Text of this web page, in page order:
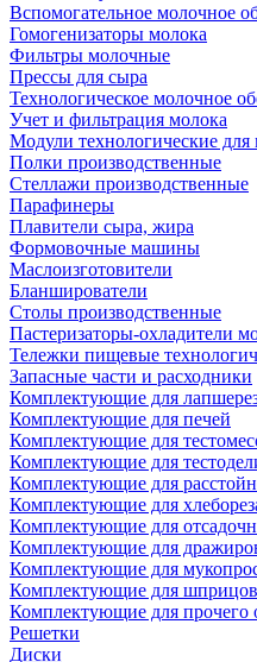
Вспомогательное молочное
Гомогенизаторы молока
Фильтры молочные
Прессы для сыра
Технологическое молочное
Учет и фильтрация молока
Модули технологические для
Полки производственные
Стеллажи производственные
Парафинеры
Плавители сыра, жира
Формовочные машины
Маслоизготовители
Бланширователи
Столы производственные
Пастеризаторы-охладители
Тележки пищевые
Запасные части и расходники
Комплектующие для
Комплектующие для печей
Комплектующие для
Комплектующие для
Комплектующие для
Комплектующие для
Комплектующие для
Комплектующие для
Комплектующие для
Комплектующие для
Комплектующие для прочего
Решетки
Диски